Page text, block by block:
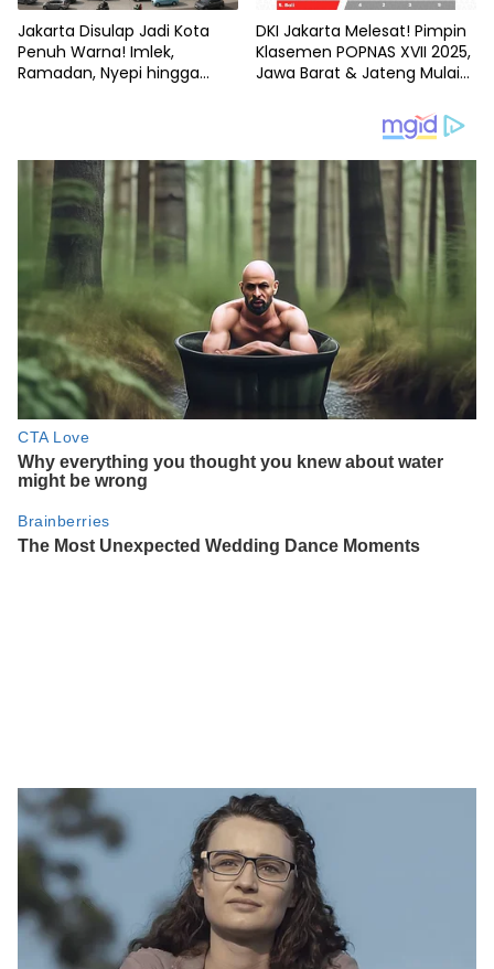
Jakarta Disulap Jadi Kota
Penuh Warna! Imlek,
Ramadan, Nyepi hingga
DKI Jakarta Melesat! Pimpin
Klasemen POPNAS XVII 2025,
Jawa Barat & Jateng Mulai